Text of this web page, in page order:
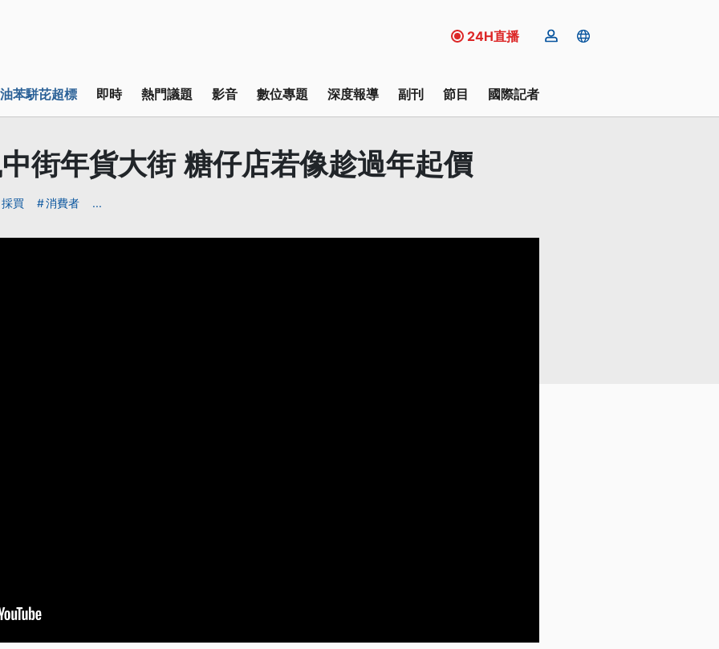
24H直播
苯駢芘超標 即時 熱門議題 影音 數位專題 深度報導 副刊 節目 國際記者
街年貨大街 糖仔店若像趁過年起價
採買 消費者 ...